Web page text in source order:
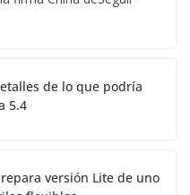
de lo que podría
5.4
versión Lite de uno